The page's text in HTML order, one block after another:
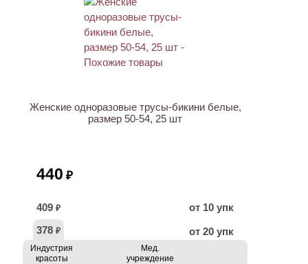
Женские одноразовые трусы-бикини белые,
размер 50-54, 25 шт
440 ₽
409 ₽
от 10 упк
378 ₽ от 20 упк
Индустрия
красоты
Мед.
учреждение